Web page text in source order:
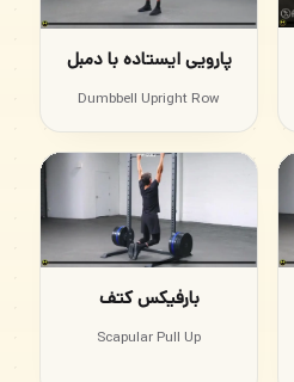
پارویی ایستاده با دمبل
Dumbbell Upright Row
بارفیکس کتف
Scapular Pull Up